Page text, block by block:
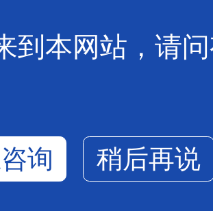
到本网站，请
询 稍后再说